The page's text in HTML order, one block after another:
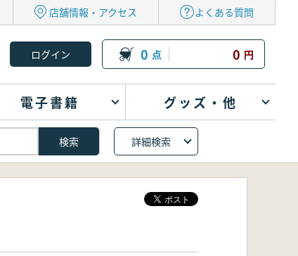
店舗情報・アクセス よくある質問
0 点 0 円
電子書籍 グッズ・他
詳細検索